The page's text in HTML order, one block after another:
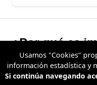
¿Por qué es
resultado
Usamos "Cookies"
información estadística y
Si continúa navegando